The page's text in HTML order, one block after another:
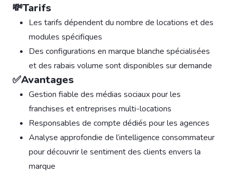
💸Tarifs
Les tarifs dépendent du nombre de locations et des
modules spécifiques
Des configurations en marque blanche spécialisées
et des rabais volume sont disponibles sur demande
✅Avantages
Gestion fiable des médias sociaux pour les
franchises et entreprises multi-locations
Responsables de compte dédiés pour les agences
Analyse approfondie de l’intelligence consommateur
pour découvrir le sentiment des clients envers la
marque